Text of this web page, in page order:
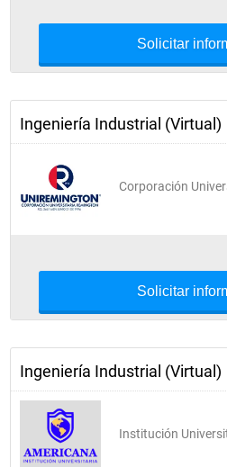
MEUM VI Cátedra del Meta
Simulación
Salud Ocupacional
MEUM VII Cátedra de
MEUM VIII Sociedad del Futuro
Solicitar
Ingeniería Industrial (Virtual)
Corporación
Solicitar
Ingeniería Industrial (Virtual)
Institución